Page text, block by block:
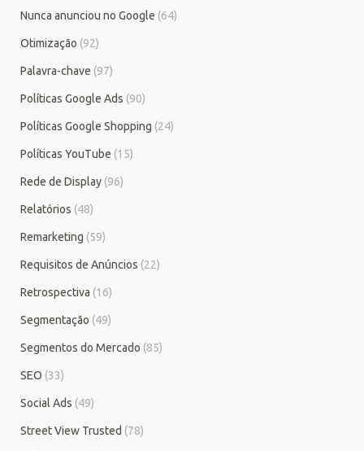
Nunca anunciou no Google (64)
Otimização (92)
Palavra-chave (97)
Políticas Google Ads (90)
Políticas Google Shopping (24)
Políticas YouTube (15)
Rede de Display (96)
Relatórios (48)
Remarketing (59)
Requisitos de Anúncios (22)
Retrospectiva (16)
Segmentação (49)
Segmentos do Mercado (85)
SEO (33)
Social Ads (49)
Street View Trusted (78)